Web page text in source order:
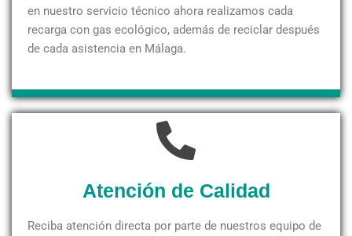
en nuestro servicio técnico ahora realizamos cada
recarga con gas ecológico, además de reciclar después
de cada asistencia en Málaga.
Atención de Calidad
Reciba atención directa por parte de nuestros equipo de